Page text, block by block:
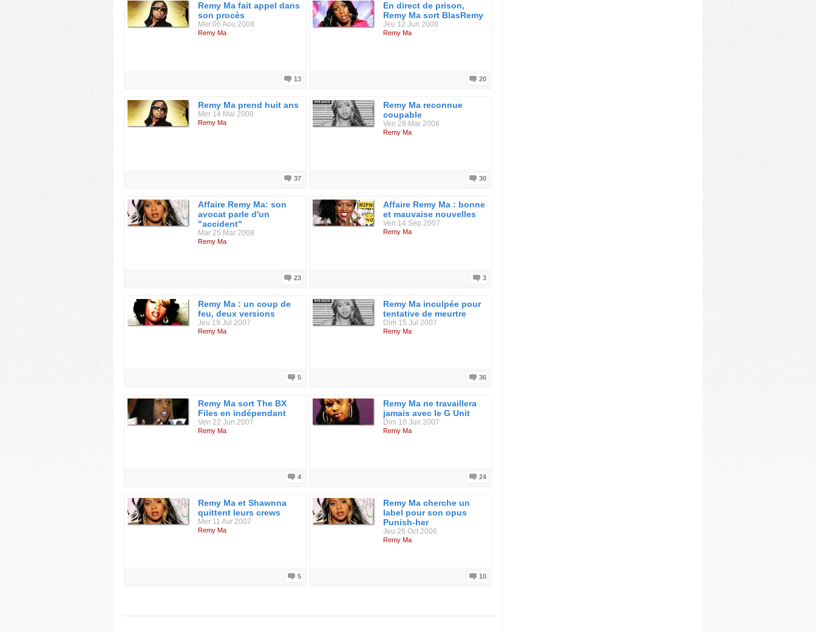
Remy Ma fait appel dans
son procès
Mer 06 Aou 2008
Remy Ma
13
En direct de prison,
Remy Ma sort BlasRemy
Jeu 12 Jun 2008
Remy Ma
20
Remy Ma prend huit ans
Mer 14 Mai 2008
Remy Ma
37
Remy Ma reconnue
coupable
Ven 28 Mar 2008
Remy Ma
30
Affaire Remy Ma: son
avocat parle d'un
"accident"
Mar 25 Mar 2008
Remy Ma
23
Affaire Remy Ma : bonne
et mauvaise nouvelles
Ven 14 Sep 2007
Remy Ma
3
Remy Ma : un coup de
feu, deux versions
Jeu 19 Jul 2007
Remy Ma
5
Remy Ma inculpée pour
tentative de meurtre
Dim 15 Jul 2007
Remy Ma
36
Remy Ma sort The BX
Files en indépendant
Ven 22 Jun 2007
Remy Ma
4
Remy Ma ne travaillera
jamais avec le G Unit
Dim 10 Jun 2007
Remy Ma
24
Remy Ma et Shawnna
quittent leurs crews
Mer 11 Avr 2007
Remy Ma
5
Remy Ma cherche un
label pour son opus
Punish-her
Jeu 26 Oct 2006
Remy Ma
10